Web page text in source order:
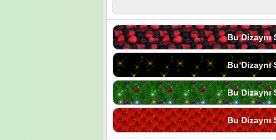
Bu Dizaynı
Bu Dizaynı
Bu Dizaynı
Bu Dizaynı